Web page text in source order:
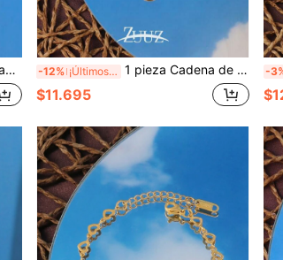
-12% ¡Últimos 2 días 1 pieza Cadena de tobillo de acero inoxidable de moda para mujer con encantos de luna, sol y estrellas, para decoración diaria
$11.695
-